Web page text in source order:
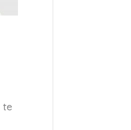
te